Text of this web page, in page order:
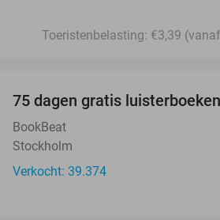
Toeristenbelasting: €3,39
75 dagen gratis
BookBeat
Stockholm
Verkocht: 39.374